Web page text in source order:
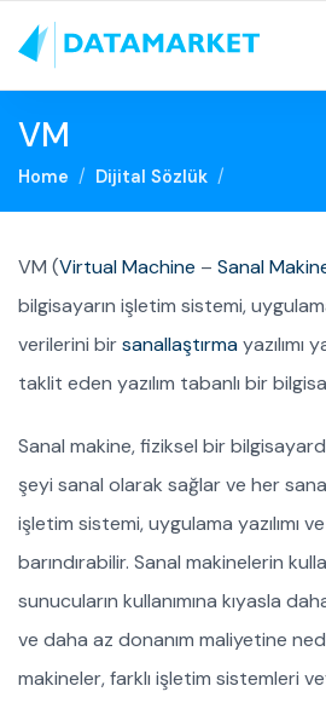
VM
Home Dijital Sözlük
VM (Virtual Machine – Sanal
bilgisayarın işletim sistemi,
verilerini birsanallaştırmayazılımı
taklit eden yazılım tabanlı bir
Sanal makine, fiziksel bir
şeyi sanal olarak sağlar ve her
işletim sistemi, uygulama yazılımı ve
barındırabilir. Sanal makinelerin
sunucuların kullanımına kıyasla
ve daha az donanım maliyetine
makineler, farklı işletim sistemleri